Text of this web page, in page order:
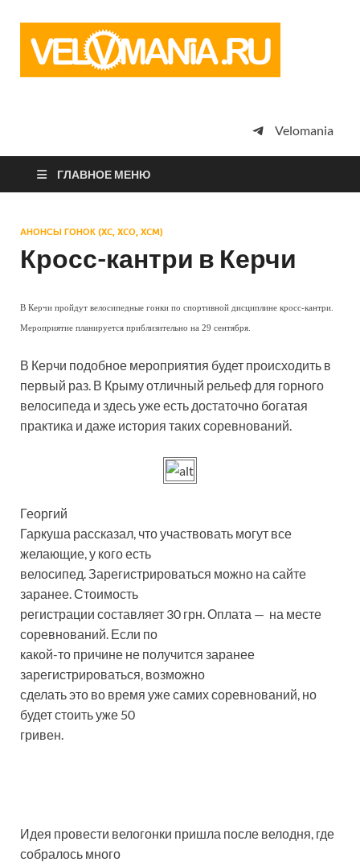
просто
Velomania
ГЛАВНОЕ МЕНЮ
АНОНСЫ ГОНОК (XC, XCO, XCM)
Кросс-кантри в Керчи
В Керчи пройдут велосипедные гонки по спортивной дисциплине кросс-кантри.
Мероприятие планируется приблизительно на 29 сентября.
В Керчи подобное мероприятия будет происходить в
первый раз. В Крыму отличный рельеф для горного
велосипеда и здесь уже есть достаточно богатая
практика и даже история таких соревнований.
Георгий
Гаркуша рассказал, что участвовать могут все
желающие, у кого есть
велосипед. Зарегистрироваться можно на сайте
заранее. Стоимость
регистрации составляет 30 грн. Оплата — на месте
соревнований. Если по
какой-то причине не получится заранее
зарегистрироваться, возможно
сделать это во время уже самих соревнований, но
будет стоить уже 50
гривен.
Идея провести велогонки пришла после велодня, где
собралось много